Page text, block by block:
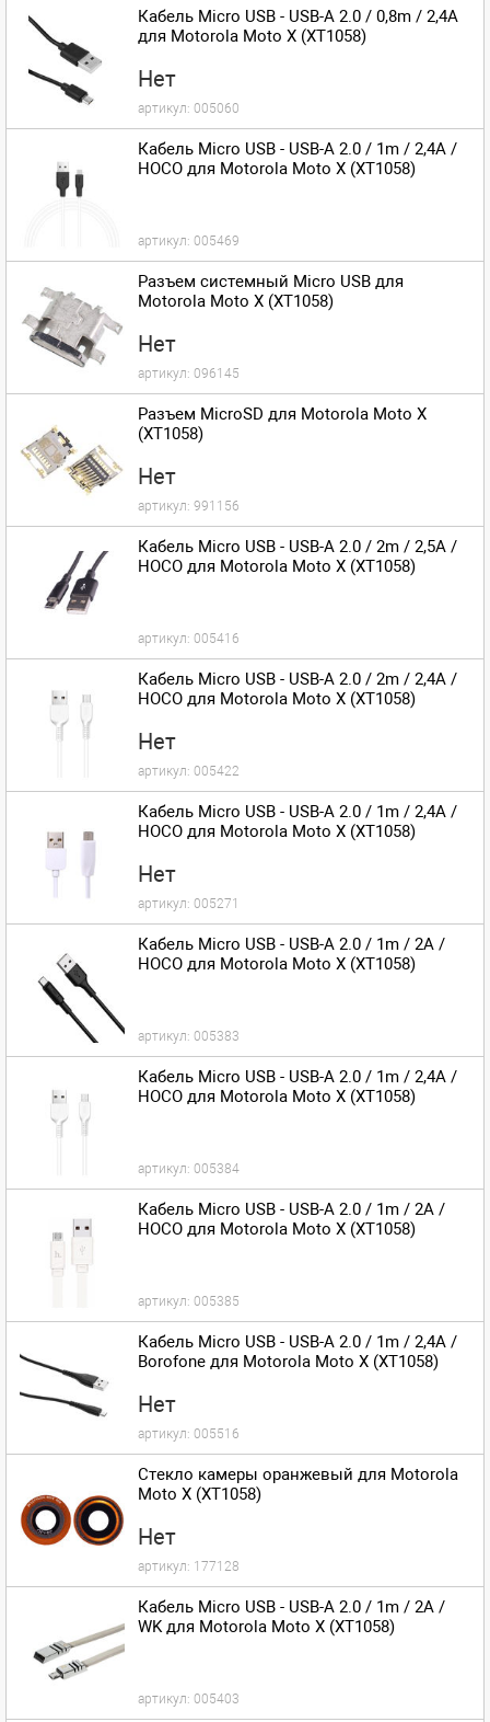
Кабель Micro USB - USB-A 2.0 / 0,8m / 2,4A
для Motorola Moto X (XT1058)
Нет
артикул: 005060
Кабель Micro USB - USB-A 2.0 / 1m / 2,4A /
HOCO для Motorola Moto X (XT1058)
артикул: 005469
Разъем системный Micro USB для
Motorola Moto X (XT1058)
Нет
артикул: 096145
Разъем MicroSD для Motorola Moto X
(XT1058)
Нет
артикул: 991156
Кабель Micro USB - USB-A 2.0 / 2m / 2,5A /
HOCO для Motorola Moto X (XT1058)
артикул: 005416
Кабель Micro USB - USB-A 2.0 / 2m / 2,4A /
HOCO для Motorola Moto X (XT1058)
Нет
артикул: 005422
Кабель Micro USB - USB-A 2.0 / 1m / 2,4A /
HOCO для Motorola Moto X (XT1058)
Нет
артикул: 005271
Кабель Micro USB - USB-A 2.0 / 1m / 2A /
HOCO для Motorola Moto X (XT1058)
артикул: 005383
Кабель Micro USB - USB-A 2.0 / 1m / 2,4A /
HOCO для Motorola Moto X (XT1058)
артикул: 005384
Кабель Micro USB - USB-A 2.0 / 1m / 2A /
HOCO для Motorola Moto X (XT1058)
артикул: 005385
Кабель Micro USB - USB-A 2.0 / 1m / 2,4A /
Borofone для Motorola Moto X (XT1058)
Нет
артикул: 005516
Стекло камеры оранжевый для Motorola
Moto X (XT1058)
Нет
артикул: 177128
Кабель Micro USB - USB-A 2.0 / 1m / 2A /
WK для Motorola Moto X (XT1058)
артикул: 005403